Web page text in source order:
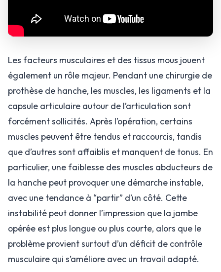
Les facteurs musculaires et des tissus mous jouent
également un rôle majeur. Pendant une chirurgie de
prothèse de hanche, les muscles, les ligaments et la
capsule articulaire autour de l’articulation sont
forcément sollicités. Après l’opération, certains
muscles peuvent être tendus et raccourcis, tandis
que d’autres sont affaiblis et manquent de tonus. En
particulier, une faiblesse des muscles abducteurs de
la hanche peut provoquer une démarche instable,
avec une tendance à “partir” d’un côté. Cette
instabilité peut donner l’impression que la jambe
opérée est plus longue ou plus courte, alors que le
problème provient surtout d’un déficit de contrôle
musculaire qui s’améliore avec un travail adapté.